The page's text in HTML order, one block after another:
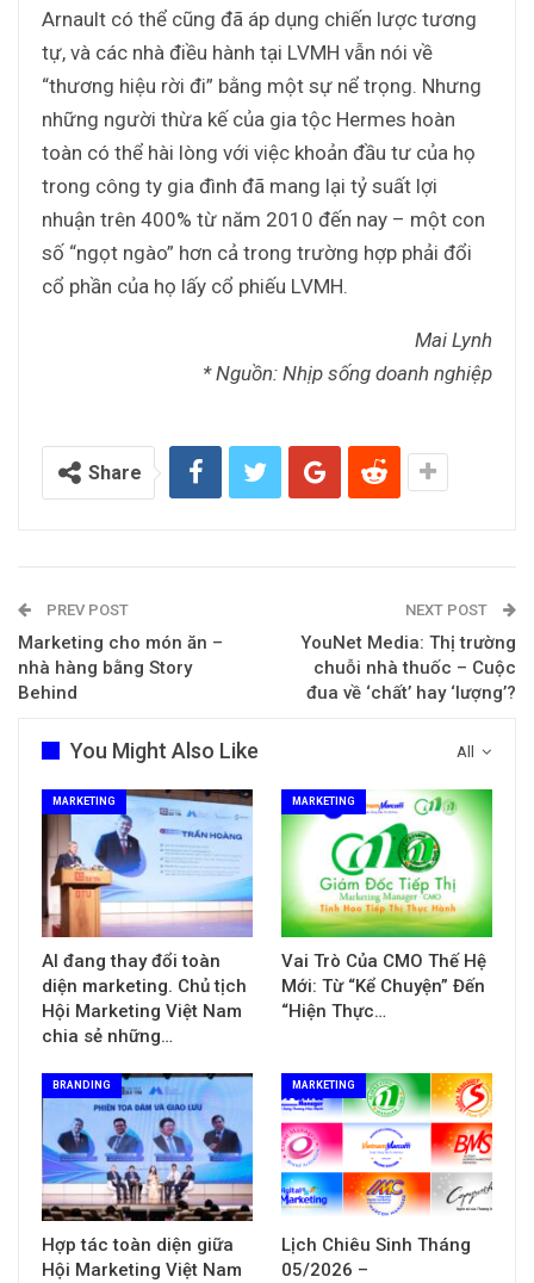
Arnault có thể cũng đã áp dụng chiến lược tương
tự, và các nhà điều hành tại LVMH vẫn nói về
“thương hiệu rời đi” bằng một sự nể trọng. Nhưng
những người thừa kế của gia tộc Hermes hoàn
toàn có thể hài lòng với việc khoản đầu tư của họ
trong công ty gia đình đã mang lại tỷ suất lợi
nhuận trên 400% từ năm 2010 đến nay – một con
số “ngọt ngào” hơn cả trong trường hợp phải đổi
cổ phần của họ lấy cổ phiếu LVMH.
Mai Lynh
* Nguồn: Nhịp sống doanh nghiệp
Share
PREV POST
Marketing cho món ăn –
nhà hàng bằng Story
Behind
NEXT POST
YouNet Media: Thị trường
chuỗi nhà thuốc – Cuộc
đua về ‘chất’ hay ‘lượng’?
All
You Might Also Like
MARKETING
AI đang thay đổi toàn
diện marketing. Chủ tịch
Hội Marketing Việt Nam
chia sẻ những…
MARKETING
Vai Trò Của CMO Thế Hệ
Mới: Từ “Kể Chuyện” Đến
“Hiện Thực…
BRANDING
Hợp tác toàn diện giữa
Hội Marketing Việt Nam
MARKETING
Lịch Chiêu Sinh Tháng
05/2026 –